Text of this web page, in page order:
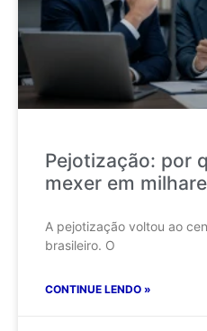
Pejotização: por
mexer em
A pejotização voltou ao
brasileiro. O
CONTINUE LENDO »